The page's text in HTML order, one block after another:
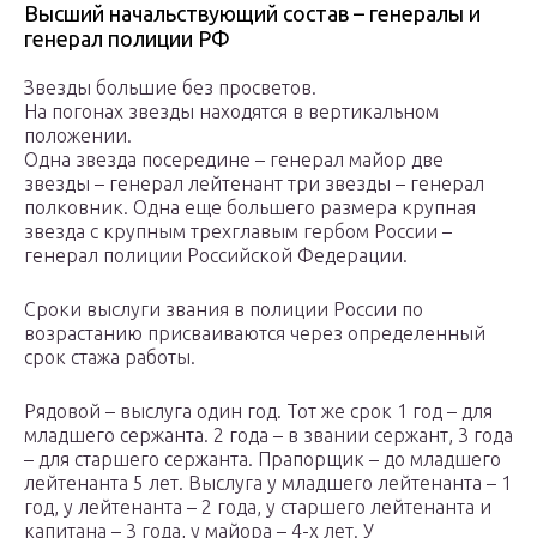
Высший начальствующий состав – генералы и
генерал полиции РФ
Звезды большие без просветов.
На погонах звезды находятся в вертикальном
положении.
Одна звезда посередине – генерал майор две
звезды – генерал лейтенант три звезды – генерал
полковник. Одна еще большего размера крупная
звезда с крупным трехглавым гербом России –
генерал полиции Российской Федерации.
Сроки выслуги звания в полиции России по
возрастанию присваиваются через определенный
срок стажа работы.
Рядовой – выслуга один год. Тот же срок 1 год – для
младшего сержанта. 2 года – в звании сержант, 3 года
– для старшего сержанта. Прапорщик – до младшего
лейтенанта 5 лет. Выслуга у младшего лейтенанта – 1
год, у лейтенанта – 2 года, у старшего лейтенанта и
капитана – 3 года, у майора – 4-х лет. У